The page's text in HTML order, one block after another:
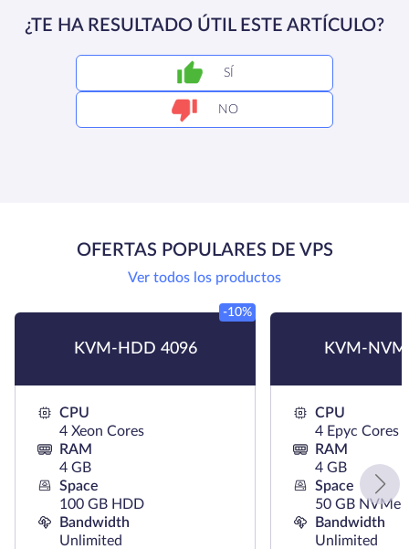
¿TE HA RESULTADO ÚTIL ESTE ARTÍCULO?
SÍ
NO
OFERTAS POPULARES DE VPS
Ver todos los productos
KVM-HDD 4096
-10%
CPU
4 Xeon Cores
RAM
4 GB
Space
100 GB HDD
Bandwidth
Unlimited
KVM-
CPU
4 Epyc Cores
RAM
4 GB
Space
50 GB NVMe
Bandwidth
Unlimited